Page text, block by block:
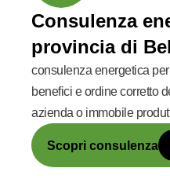
Consulenza
provincia di
consulenza energetica
benefici e ordine corretto
azienda o immobile
Scopri consulenza